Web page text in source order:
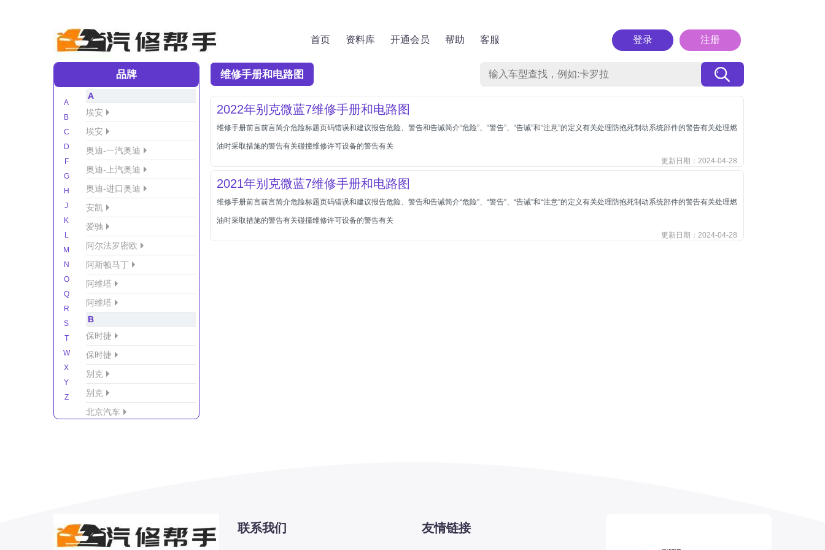
首页 资料库 开通会员 帮助 客服 登录 注册
品牌
A
B
C
D
F
G
H
J
K
L
M
N
O
Q
R
S
T
W
X
Y
Z
A
埃安
埃安
奥迪-一汽奥迪
奥迪-上汽奥迪
奥迪-进口奥迪
安凯
爱驰
阿尔法罗密欧
阿斯顿马丁
阿维塔
阿维塔
B
保时捷
保时捷
别克
别克
北京汽车
北汽幻速
北汽新能源
维修手册和电路图
2022年别克微蓝7维修手册和电路图
维修手册前言前言简介危险标题页码错误和建议报告危险、警告和告诫简介“危险”、“警告”、“告诫”和“注意”的定义有关处理防抱死制动系统部件的警告有关处理燃
油时采取措施的警告有关碰撞维修许可设备的警告有关
更新日期：2024-04-28
2021年别克微蓝7维修手册和电路图
维修手册前言前言简介危险标题页码错误和建议报告危险、警告和告诫简介“危险”、“警告”、“告诫”和“注意”的定义有关处理防抱死制动系统部件的警告有关处理燃
油时采取措施的警告有关碰撞维修许可设备的警告有关
更新日期：2024-04-28
联系我们 友情链接